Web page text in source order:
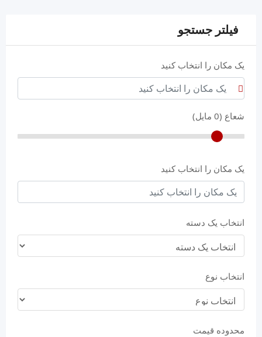
فیلتر جستجو
یک مکان را انتخاب کنید
شعاع (0 مایل)
یک مکان را انتخاب کنید
انتخاب یک دسته
انتخاب نوع
محدوده قیمت